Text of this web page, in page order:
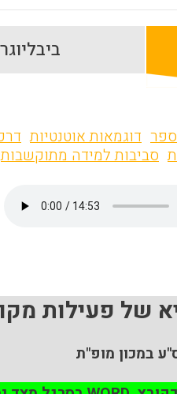
דוגמאות אוטנטיות
סביבות למידה מתוקשבות
של פעילות
במכון מופ"ת